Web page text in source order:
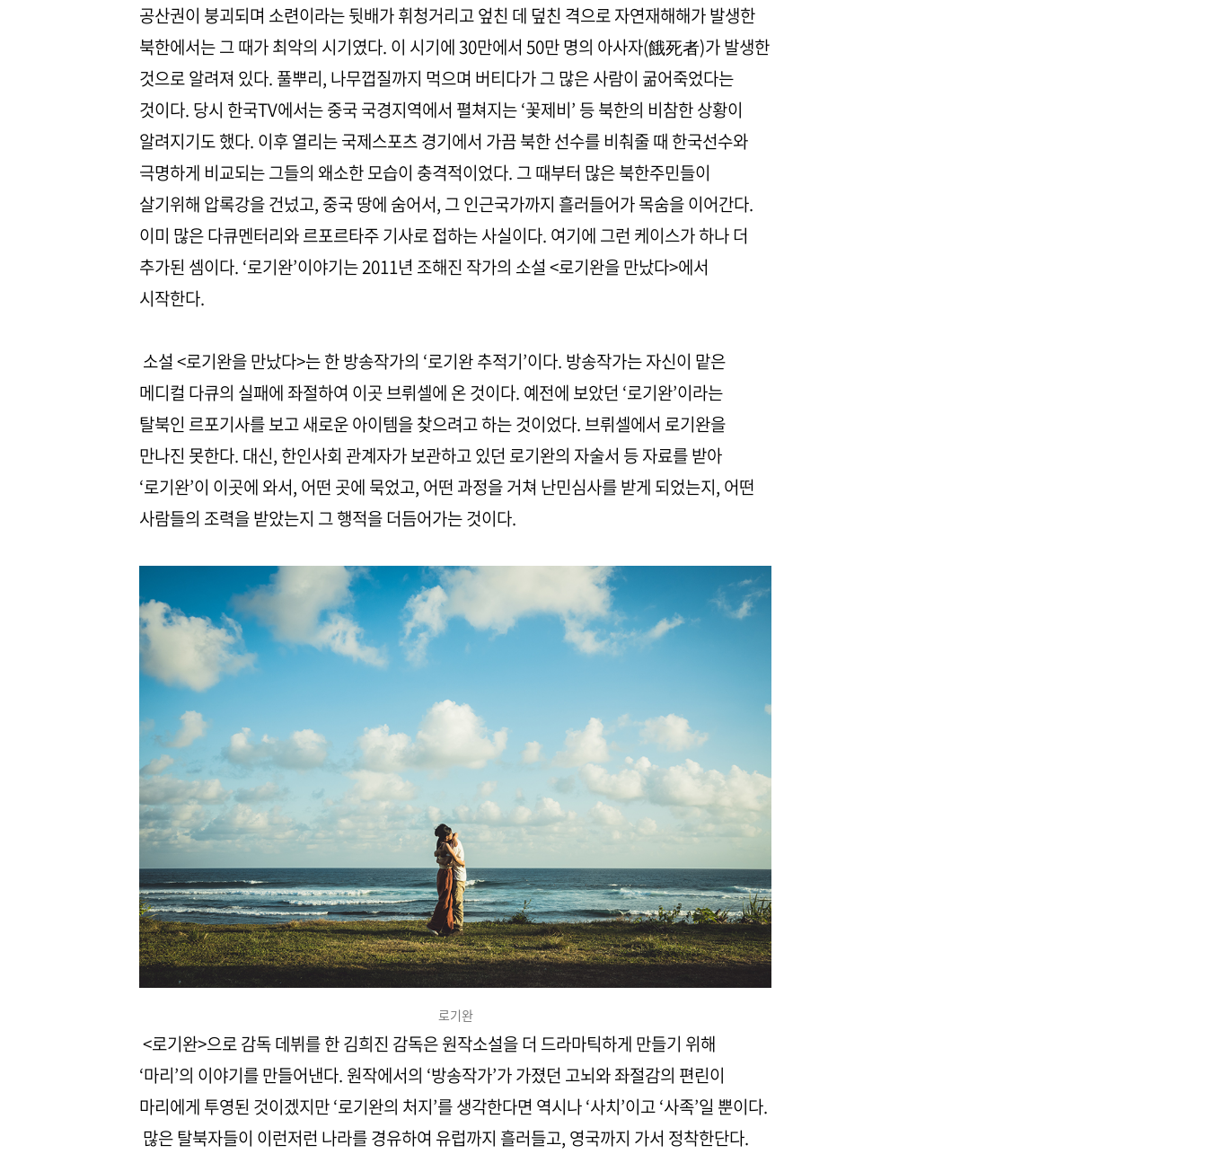
공산권이 붕괴되며 소련이라는 뒷배가 휘청거리고 엎친 데 덮친 격으로 자연재해해가 발생한
북한에서는 그 때가 최악의 시기였다. 이 시기에 30만에서 50만 명의 아사자(餓死者)가 발생한
것으로 알려져 있다. 풀뿌리, 나무껍질까지 먹으며 버티다가 그 많은 사람이 굶어죽었다는
것이다. 당시 한국TV에서는 중국 국경지역에서 펼쳐지는 ‘꽃제비’ 등 북한의 비참한 상황이
알려지기도 했다. 이후 열리는 국제스포츠 경기에서 가끔 북한 선수를 비춰줄 때 한국선수와
극명하게 비교되는 그들의 왜소한 모습이 충격적이었다. 그 때부터 많은 북한주민들이
살기위해 압록강을 건넜고, 중국 땅에 숨어서, 그 인근국가까지 흘러들어가 목숨을 이어간다.
이미 많은 다큐멘터리와 르포르타주 기사로 접하는 사실이다. 여기에 그런 케이스가 하나 더
추가된 셈이다. ‘로기완’이야기는 2011년 조해진 작가의 소설 <로기완을 만났다>에서
시작한다.
소설 <로기완을 만났다>는 한 방송작가의 ‘로기완 추적기’이다. 방송작가는 자신이 맡은
메디컬 다큐의 실패에 좌절하여 이곳 브뤼셀에 온 것이다. 예전에 보았던 ‘로기완’이라는
탈북인 르포기사를 보고 새로운 아이템을 찾으려고 하는 것이었다. 브뤼셀에서 로기완을
만나진 못한다. 대신, 한인사회 관계자가 보관하고 있던 로기완의 자술서 등 자료를 받아
‘로기완’이 이곳에 와서, 어떤 곳에 묵었고, 어떤 과정을 거쳐 난민심사를 받게 되었는지, 어떤
사람들의 조력을 받았는지 그 행적을 더듬어가는 것이다.
로기완
<로기완>으로 감독 데뷔를 한 김희진 감독은 원작소설을 더 드라마틱하게 만들기 위해
‘마리’의 이야기를 만들어낸다. 원작에서의 ‘방송작가’가 가졌던 고뇌와 좌절감의 편린이
마리에게 투영된 것이겠지만 ‘로기완의 처지’를 생각한다면 역시나 ‘사치’이고 ‘사족’일 뿐이다.
많은 탈북자들이 이런저런 나라를 경유하여 유럽까지 흘러들고, 영국까지 가서 정착한단다.